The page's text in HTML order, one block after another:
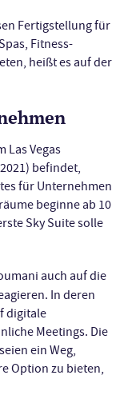
Fertigstellung für
Fitness-
heißt es auf der
Las Vegas
befindet,
für Unternehmen
beginne ab 10
Sky Suite solle
auch auf die
In deren
digitale
Meetings. Die
ein Weg,
Option zu bieten,